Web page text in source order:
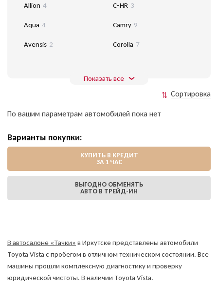
Allion 4
Aqua 4
Avensis 2
C-HR 3
Camry 9
Corolla 7
Показать все
Сортировка
По вашим параметрам автомобилей пока нет
Варианты покупки:
КУПИТЬ В КРЕДИТ
ЗА 1 ЧАС
ВЫГОДНО ОБМЕНЯТЬ
АВТО В ТРЕЙД-ИН
В автосалоне «Тачки» в Иркутске представлены автомобили
Toyota Vista с пробегом в отличном техническом состоянии. Все
машины прошли комплексную диагностику и проверку
юридической чистоты. В наличии Toyota Vista.